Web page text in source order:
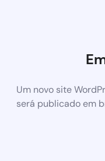
Um novo site
será publicado em